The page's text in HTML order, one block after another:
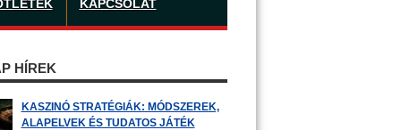
KAPCSOLAT
HÍREK
KASZINÓ STRATÉGIÁK: MÓDSZEREK,
ALAPELVEK ÉS TUDATOS JÁTÉK